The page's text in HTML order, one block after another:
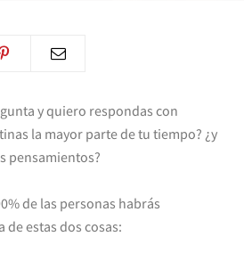
y quiero respondas con
la mayor parte de tu tiempo? ¿y
pensamientos?
de las personas habrás
estas dos cosas: